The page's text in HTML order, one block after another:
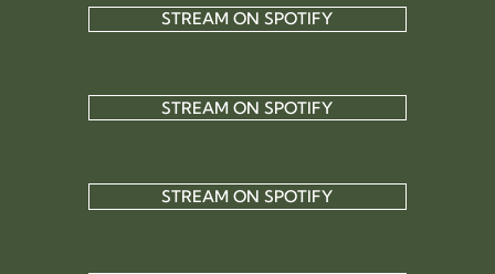
STREAM ON SPOTIFY
STREAM ON SPOTIFY
STREAM ON SPOTIFY